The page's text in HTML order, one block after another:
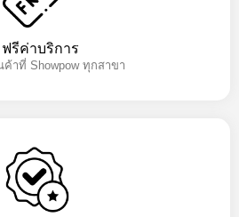
ฟรีค่าบริการ
ค้าที่ Showpow ทุกสาขา